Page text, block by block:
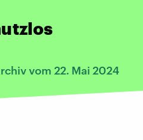
vom 22. Mai 2024